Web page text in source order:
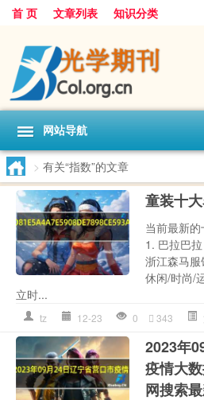
首 页 文章列表 知识分类
网站导航
> 有关“指数”的文章
童装十
当前最新的
1. 巴拉巴
浙江森马
休闲/时尚/
立时...
tz 12-23 0 343
2023年
疫情大
网搜索